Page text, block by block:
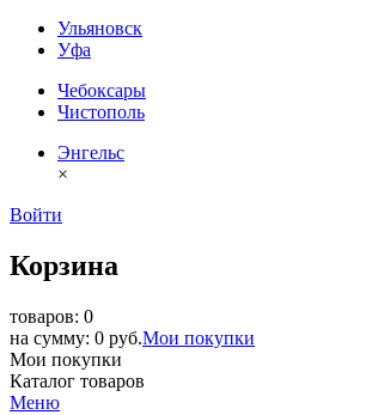
Ульяновск
Уфа
Чебоксары
Чистополь
Энгельс
×
Войти
Корзина
товаров: 0
на сумму: 0 руб.Мои покупки
Мои покупки
Каталог товаров
Меню